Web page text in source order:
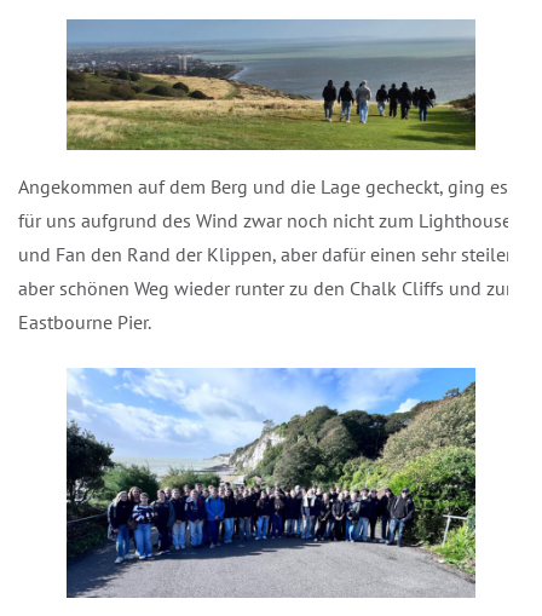
Angekommen auf dem Berg und die Lage gecheckt, ging es
für uns aufgrund des Wind zwar noch nicht zum Lighthouse
und Fan den Rand der Klippen, aber dafür einen sehr steilen
aber schönen Weg wieder runter zu den Chalk Cliffs und zum
Eastbourne Pier.